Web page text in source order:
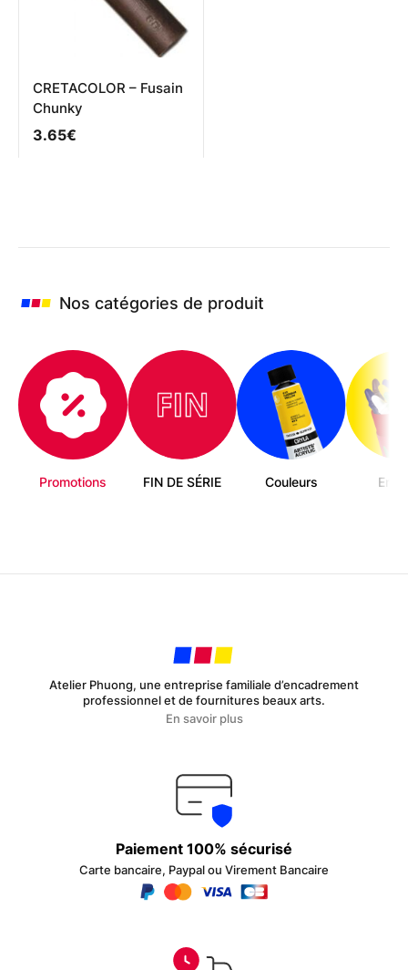
produit
CRETACOLOR – Fusain
Chunky
3.65€
Nos catégories de produit
Promotions FIN DE SÉRIE Couleurs
Atelier Phuong, une entreprise familiale d’encadrement
professionnel et de fournitures beaux arts.
En savoir plus
Paiement 100% sécurisé
Carte bancaire, Paypal ou Virement Bancaire